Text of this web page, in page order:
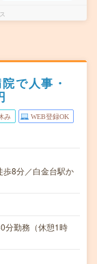
で人事・
み WEB登録OK
歩8分／白金台駅か
分勤務（休憩1時